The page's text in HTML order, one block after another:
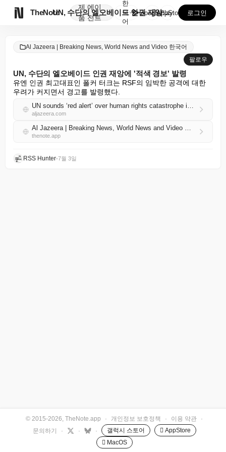
TheNote
제
품
에이
전트
UN, 수단의 엘오베이드 인권 재앙에 '적색 경보' 발...
한
국
어
GooglePlay
AppStore 로그인
Al Jazeera | Breaking News, World News and Video 한국어
팔로우
UN, 수단의 엘오베이드 인권 재앙에 '적색 경보' 발령
유엔 인권 최고대표인 폴커 터크는 RSF의 임박한 공격에 대한
우려가 커지면서 경고를 발령했다.
UN sounds ‘red alert’ over human rights catastrophe in Sudan’s el-Obeid
aljazeera.com
Al Jazeera | Breaking News, World News and Video 한국어 RSS
thenote.app
RSS Hunter•7월 3일
© 2015-2026, TheNote.app · 개인정보 보호정책 · 이용 약관
·
문의하기
· · · 갤럭시 스토어
 AppStore
 MacOS